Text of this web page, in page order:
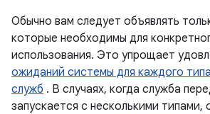
Обычно вам следует объявлять
которые необходимы для
использования. Это упрощает
ожиданий системы для каждого
служб . В случаях, когда служба
запускается с несколькими типами,